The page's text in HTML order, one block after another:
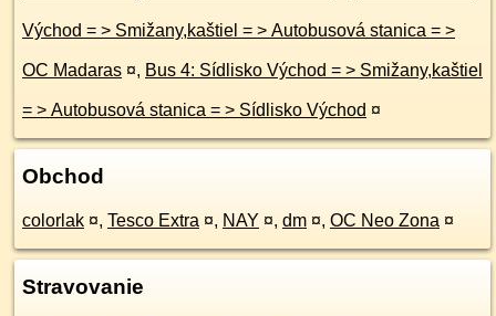
Východ = > Smižany,kaštiel = > Autobusová stanica = >
OC Madaras ¤, Bus 4: Sídlisko Východ = > Smižany,kaštiel
= > Autobusová stanica = > Sídlisko Východ ¤
Obchod
colorlak ¤, Tesco Extra ¤, NAY ¤, dm ¤, OC Neo Zona ¤
Stravovanie